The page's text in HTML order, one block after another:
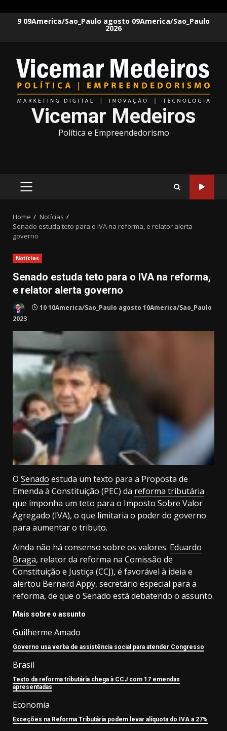
9 09America/Sao_Paulo agosto 09America/Sao_Paulo
2026
Vicemar Medeiros
Política e Empreendedorismo
PRIMARY
Home
Notícias
Senado estuda teto para o IVA na reforma, e relator alerta
governo
Notícias
Senado estuda teto para o IVA na reforma,
e relator alerta governo
10 10America/Sao_Paulo agosto 10America/Sao_Paulo
2023
O Senado estuda um texto para a Proposta de
Emenda à Constituição (PEC) da reforma tributária
que imponha um teto para o Imposto Sobre Valor
Agregado (IVA), o que limitaria o poder do governo
para aumentar o tributo.
Ainda não há consenso sobre os valores. Eduardo
Braga, relator da reforma na Comissão de
Constituição e Justiça (CCJ), é favorável à ideia e
alertou Bernard Appy, secretário especial para a
reforma, de que o Senado está debatendo o assunto.
Mais sobre o assunto
Guilherme Amado
Governo usa verba de assistência social para atender Congresso
Brasil
Texto da reforma tributária chega à CCJ com 17 emendas
apresentadas
Economia
Exceções na Reforma Tributária podem levar alíquota do IVA a 27%